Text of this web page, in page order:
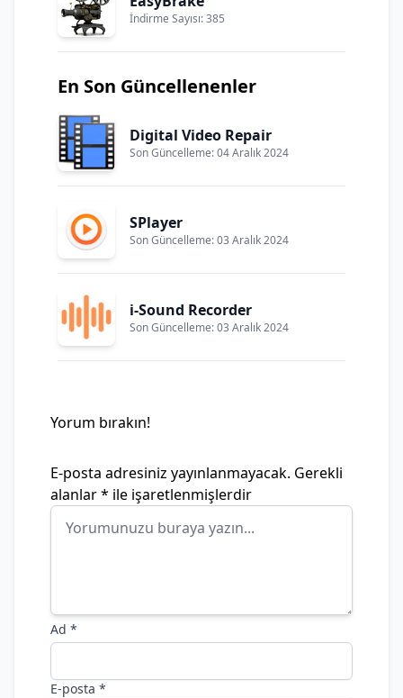
İndirme Sayısı: 385
En Son Güncellenenler
Digital Video Repair
Son Güncelleme: 04 Aralık 2024
SPlayer
Son Güncelleme: 03 Aralık 2024
i-Sound Recorder
Son Güncelleme: 03 Aralık 2024
Yorum bırakın!
E-posta adresiniz yayınlanmayacak. Gerekli
alanlar* ile işaretlenmişlerdir
Ad *
E-posta *